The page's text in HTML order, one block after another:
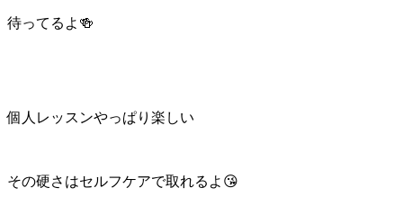
待ってるよ🍻
個人レッスンやっぱり楽しい
その硬さはセルフケアで取れるよ😘